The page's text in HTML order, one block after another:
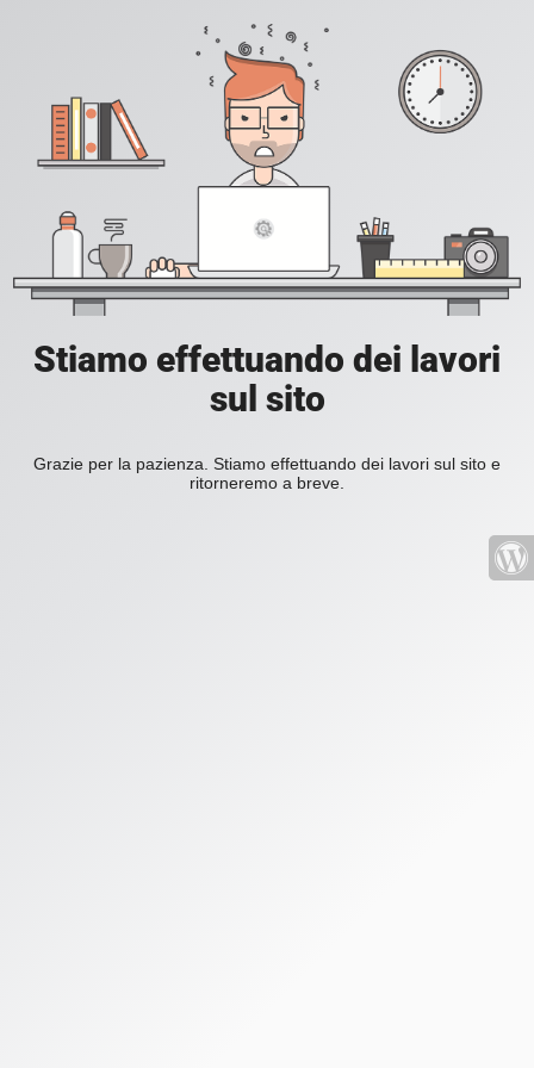
Stiamo effettuando dei lavori
sul sito
Grazie per la pazienza. Stiamo effettuando dei lavori sul sito e
ritorneremo a breve.